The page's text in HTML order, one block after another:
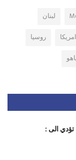
لبنان
امريكا
روسيا
تؤدي الى :